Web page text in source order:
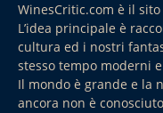
WinesCritic.com è il
L’idea principale è
cultura ed i nostri
stesso tempo moderni
Il mondo è grande e la
ancora non è